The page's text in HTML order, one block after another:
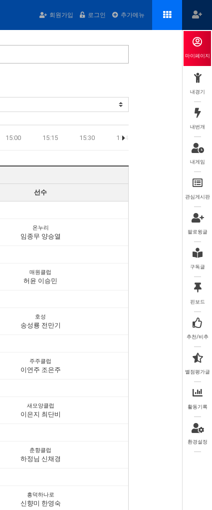
회원가입 로그인 추가메뉴
15:00 15:15 15:30 15:45 16:15
선수
온누리
임종무 양승열
매원클럽
허윤 이승민
호성
송성룡 전만기
주주클럽
이연주 조은주
새모양클럽
이은지 최단비
춘향클럽
하정님 신채경
흥덕하나로
신향미 한영숙
마이페이지
내경기
내번개
내게임
관심게시판
팔로윙글
구독글
핀보드
추천/비추
별점평가글
활동기록
환경설정